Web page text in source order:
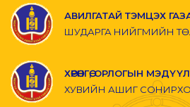
АВИЛГАТАЙ ТЭМЦЭХ
ШУДАРГА НИЙГМИЙН
ХӨРӨНГӨ, ОРЛОГЫН
ХУВИЙН АШИГ